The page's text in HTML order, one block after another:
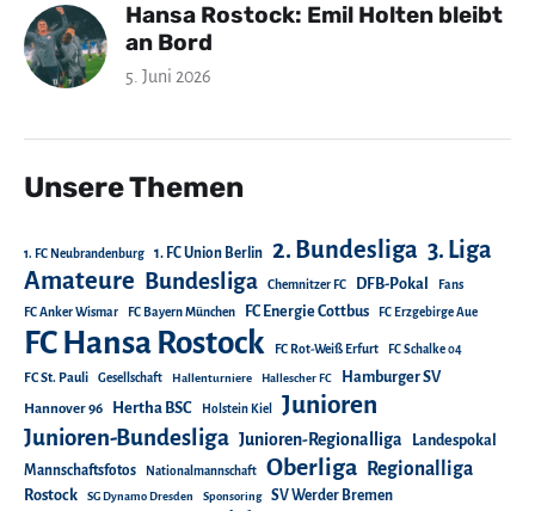
Hansa Rostock: Emil Holten bleibt
an Bord
5. Juni 2026
Unsere Themen
1. FC Neubrandenburg 1. FC Union Berlin 2. Bundesliga 3. Liga
Amateure Bundesliga Chemnitzer FC DFB-Pokal Fans
FC Anker Wismar FC Bayern München FC Energie Cottbus FC Erzgebirge Aue
FC Hansa Rostock FC Rot-Weiß Erfurt FC Schalke 04
FC St. Pauli Gesellschaft Hallenturniere Hallescher FC Hamburger SV
Hannover 96 Hertha BSC Holstein Kiel Junioren
Junioren-Bundesliga Junioren-Regionalliga
Landespokal
Mannschaftsfotos
Nationalmannschaft Oberliga Regionalliga
Rostock SG Dynamo Dresden Sponsoring SV Werder Bremen